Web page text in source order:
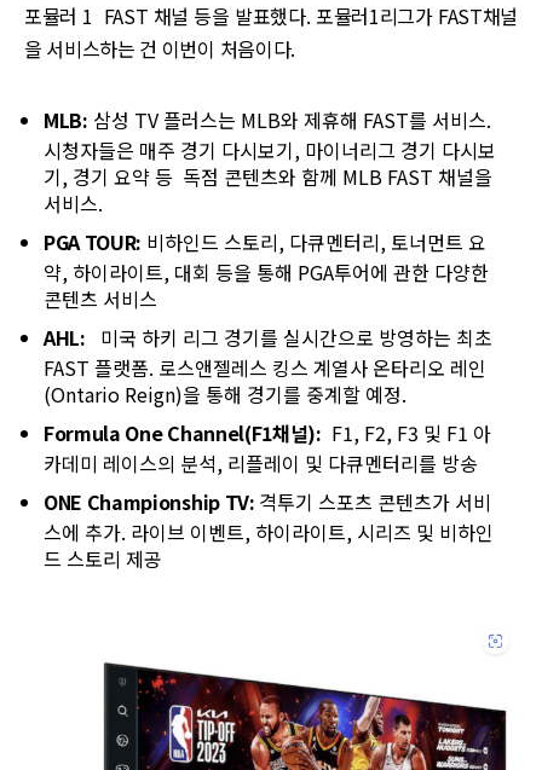
포뮬러 1 FAST 채널 등을 발표했다. 포뮬러1리그가 FAST채널
을 서비스하는 건 이번이 처음이다.
MLB: 삼성 TV 플러스는 MLB와 제휴해 FAST를 서비스.
시청자들은 매주 경기 다시보기, 마이너리그 경기 다시보
기, 경기 요약 등 독점 콘텐츠와 함께 MLB FAST 채널을
서비스.
PGA TOUR: 비하인드 스토리, 다큐멘터리, 토너먼트 요
약, 하이라이트, 대회 등을 통해 PGA투어에 관한 다양한
콘텐츠 서비스
AHL: 미국 하키 리그 경기를 실시간으로 방영하는 최초
FAST 플랫폼. 로스앤젤레스 킹스 계열사 온타리오 레인
(Ontario Reign)을 통해 경기를 중계할 예정.
Formula One Channel(F1채널): F1, F2, F3 및 F1 아
카데미 레이스의 분석, 리플레이 및 다큐멘터리를 방송
ONE Championship TV: 격투기 스포츠 콘텐츠가 서비
스에 추가. 라이브 이벤트, 하이라이트, 시리즈 및 비하인
드 스토리 제공